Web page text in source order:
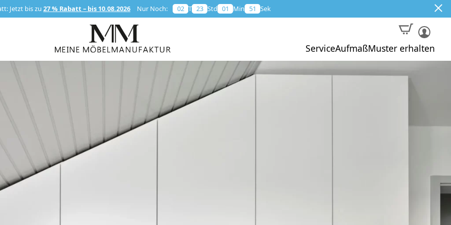
Jetzt bis zu 27 % Rabatt – bis 10.08.2026 Nur Noch: 02 T 23 Std 01 Min 51 Sek
ServiceAufmaßMuster erhalten